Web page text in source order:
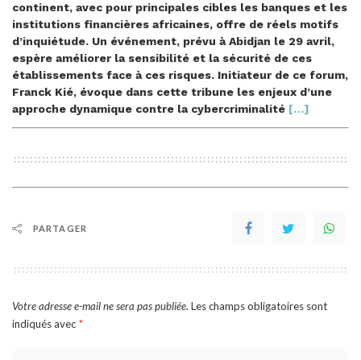
continent, avec pour principales cibles les banques et les
institutions financières africaines, offre de réels motifs
d’inquiétude. Un événement, prévu à Abidjan le 29 avril,
espère améliorer la sensibilité et la sécurité de ces
établissements face à ces risques. Initiateur de ce forum,
Franck Kié, évoque dans cette tribune les enjeux d’une
approche dynamique contre la cybercriminalité […]
PARTAGER
Votre adresse e-mail ne sera pas publiée. Les champs obligatoires sont
indiqués avec *